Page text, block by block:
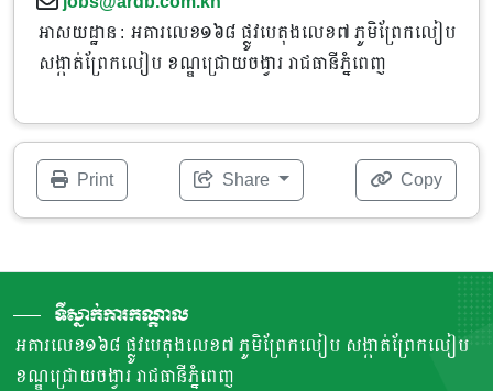
អាសយដ្ឋាន : អគារលេខ១៦៨ ផ្លូវបេតុងលេខ៧ ភូមិព្រែកលៀប
សង្កាត់ព្រែកលៀប ខណ្ឌជ្រោយចង្វារ រាជធានីភ្នំពេញ
Print Share Copy
ទីស្នាក់ការកណ្តាល
អគារលេខ១៦៨ ផ្លូវបេតុងលេខ៧ ភូមិព្រែកលៀប សង្កាត់ព្រែកលៀប
ខណ្ឌជ្រោយចង្វារ រាជធានីភ្នំពេញ